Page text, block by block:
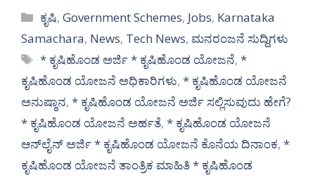
Categories
ಕೃಷಿ,Government Schemes, Jobs, Karnataka
Samachara, News, Tech News, ಮನರಂಜನೆ ಸುದ್ದಿಗಳು
Tags
* ಕೃಷಿಹೊಂಡ ಅರ್ಜಿ * ಕೃಷಿಹೊಂಡ ಯೋಜನೆ,*
ಕೃಷಿಹೊಂಡ ಯೋಜನೆ ಅಧಿಕಾರಿಗಳು, * ಕೃಷಿಹೊಂಡ ಯೋಜನೆ
ಅನುಷ್ಠಾನ, * ಕೃಷಿಹೊಂಡ ಯೋಜನೆ ಅರ್ಜಿ ಸಲ್ಲಿಸುವುದು ಹೇಗೆ?
* ಕೃಷಿಹೊಂಡ ಯೋಜನೆ ಅರ್ಹತೆ, * ಕೃಷಿಹೊಂಡ ಯೋಜನೆ
ಆನ್‌ಲೈನ್ ಅರ್ಜಿ * ಕೃಷಿಹೊಂಡ ಯೋಜನೆ ಕೊನೆಯ ದಿನಾಂಕ, *
ಕೃಷಿಹೊಂಡ ಯೋಜನೆ ತಾಂತ್ರಿಕ ಮಾಹಿತಿ * ಕೃಷಿಹೊಂಡ